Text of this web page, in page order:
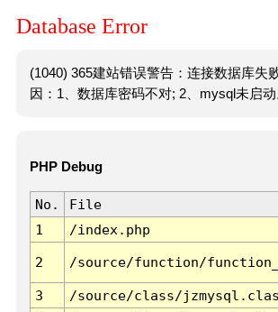
Database Error
(1040) 365建站错误警告：连接数据库失
因：1、数据库密码不对; 2、mysql未启动
PHP Debug
No. File
1
/index.php
2 /source/function/
3 /source/class/